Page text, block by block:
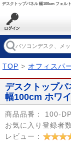
デスクトップパネル 幅100cm フェル
TOP > オフィスパ
デスクトップ
幅100cm ホワ
商品品番：
100-
お気に入り登録者数
レビュー：